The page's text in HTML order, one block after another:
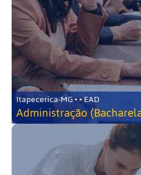
Itapecerica-MG • • EAD
Administração